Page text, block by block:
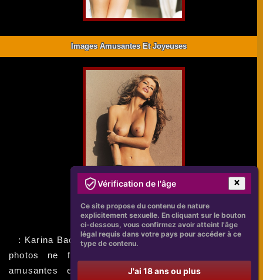
Images Amusantes Et Joyeuses
: Karina Bacchi est une actrice pleine de vie et ses
photos ne font que le démontrer. Les images
amusantes et joyeuses de Karina reflètent sa
Vérification de l'âge
Ce site propose du contenu de nature
explicitement sexuelle. En cliquant sur le bouton
ci-dessous, vous confirmez avoir atteint l'âge
légal requis dans votre pays pour accéder à ce
type de contenu.
J'ai 18 ans ou plus